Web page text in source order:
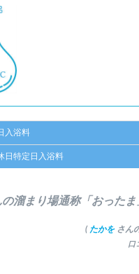
入浴料
日特定日入浴料
の溜まり場通称「おったま
( たかを さん
口